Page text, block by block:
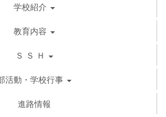
学校紹介
教育内容
Ｓ Ｓ Ｈ
活動・学校行事
進路情報